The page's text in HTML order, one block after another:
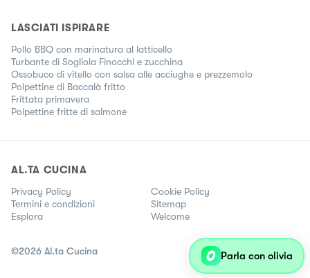
LASCIATI ISPIRARE
Pollo BBQ con marinatura al latticello
Turbante di Sogliola Finocchi e zucchina
Ossobuco di vitello con salsa alle acciughe e prezzemolo
Polpettine di Baccalà fritto
Frittata primavera
Polpettine fritte di salmone
AL.TA CUCINA
Privacy Policy
Cookie Policy
Termini e condizioni
Sitemap
Esplora
Welcome
©2026 Al.ta Cucina Parla con olivia